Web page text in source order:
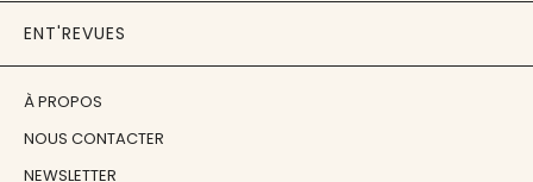
ENT'REVUES
À PROPOS
NOUS CONTACTER
NEWSLETTER